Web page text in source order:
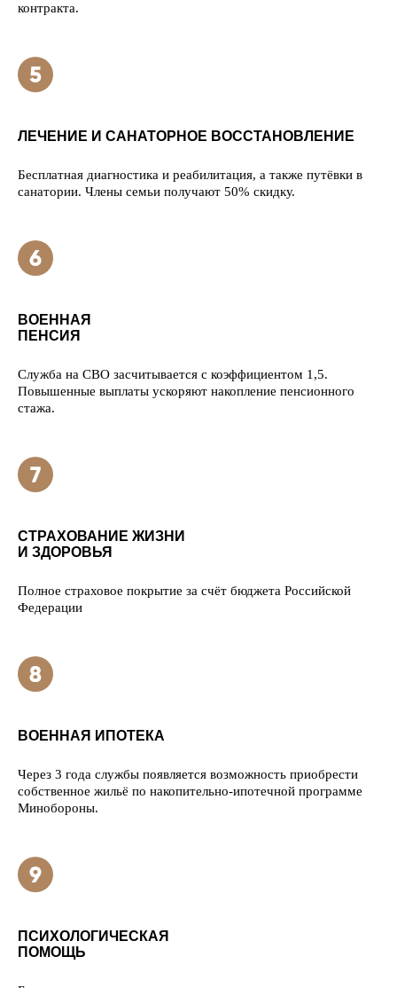
контракта.
ЛЕЧЕНИЕ И САНАТОРНОЕ ВОССТАНОВЛЕНИЕ
Бесплатная диагностика и реабилитация, а также путёвки в
санатории. Члены семьи получают 50% скидку.
ВОЕННАЯ
ПЕНСИЯ
Служба на СВО засчитывается с коэффициентом 1,5.
Повышенные выплаты ускоряют накопление пенсионного
стажа.
СТРАХОВАНИЕ ЖИЗНИ
И ЗДОРОВЬЯ
Полное страховое покрытие за счёт бюджета Российской
Федерации
ВОЕННАЯ ИПОТЕКА
Через 3 года службы появляется возможность приобрести
собственное жильё по накопительно-ипотечной программе
Минобороны.
ПСИХОЛОГИЧЕСКАЯ
ПОМОЩЬ